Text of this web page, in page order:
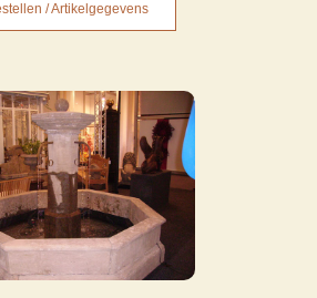
/ Artikelgegevens